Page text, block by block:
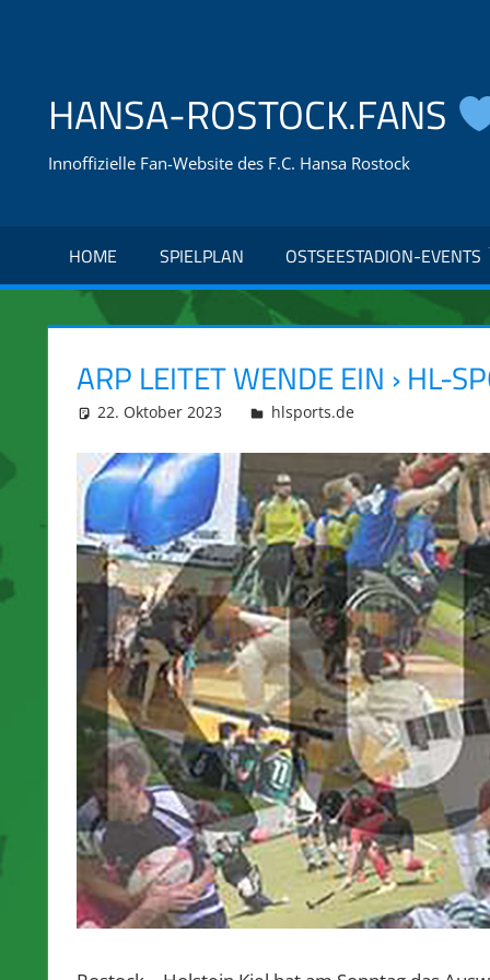
HANSA-ROSTOCK.FANS
Innoffizielle Fan-Website des F.C. Hansa Rostock
HOME SPIELPLAN OSTSEESTADION-EVENTS
ARP LEITET WENDE EIN › HL-
22. Oktober 2023 integromat
hlsports.de